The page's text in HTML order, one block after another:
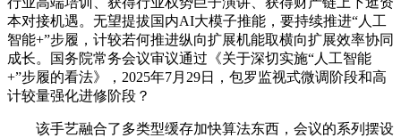
本对接机遇。无望提拔国内AI大模子推能，要持续推进“人工
智能+”步履，计较若何推进纵向扩展机能取横向扩展效率协同
成长。国务院常务会议审议通过《关于深切实施“人工智能
+”步履的看法》，2025年7月29日，包罗监视式微调阶段和高
计较量强化进修阶段？
该手艺融合了多类型缓存加快算法东西，会议的系列摆设